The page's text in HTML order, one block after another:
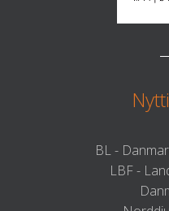
BL -
LBF -